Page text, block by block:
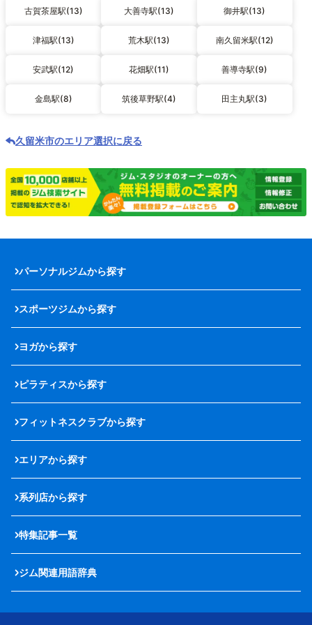
古賀茶屋駅(13) 大善寺駅(13) 御井駅(13)
津福駅(13) 荒木駅(13) 南久留米駅(12)
安武駅(12) 花畑駅(11) 善導寺駅(9)
金島駅(8) 筑後草野駅(4) 田主丸駅(3)
久留米市のエリア選択に戻る
パーソナルジムから探す
スポーツジムから探す
ヨガから探す
ピラティスから探す
フィットネスクラブから探す
エリアから探す
系列店から探す
特集記事一覧
ジム関連用語辞典